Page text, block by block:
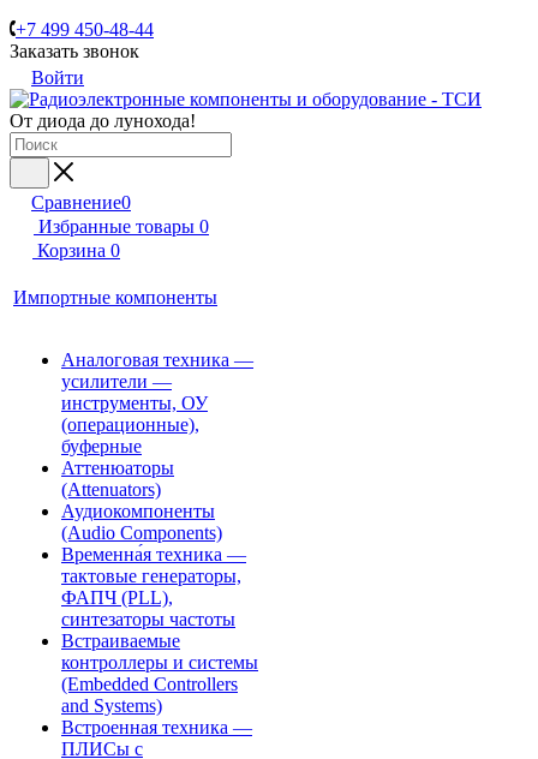
+7 499 450-48-44
Заказать звонок
Войти
От диода до лунохода!
Сравнение0
Избранные товары 0
Корзина 0
Импортные компоненты
Аналоговая техника —
усилители —
инструменты, ОУ
(операционные),
буферные
Аттенюаторы
(Attenuators)
Аудиокомпоненты
(Audio Components)
Временна́я техника —
тактовые генераторы,
ФАПЧ (PLL),
синтезаторы частоты
Встраиваемые
контроллеры и системы
(Embedded Controllers
and Systems)
Встроенная техника —
ПЛИСы с